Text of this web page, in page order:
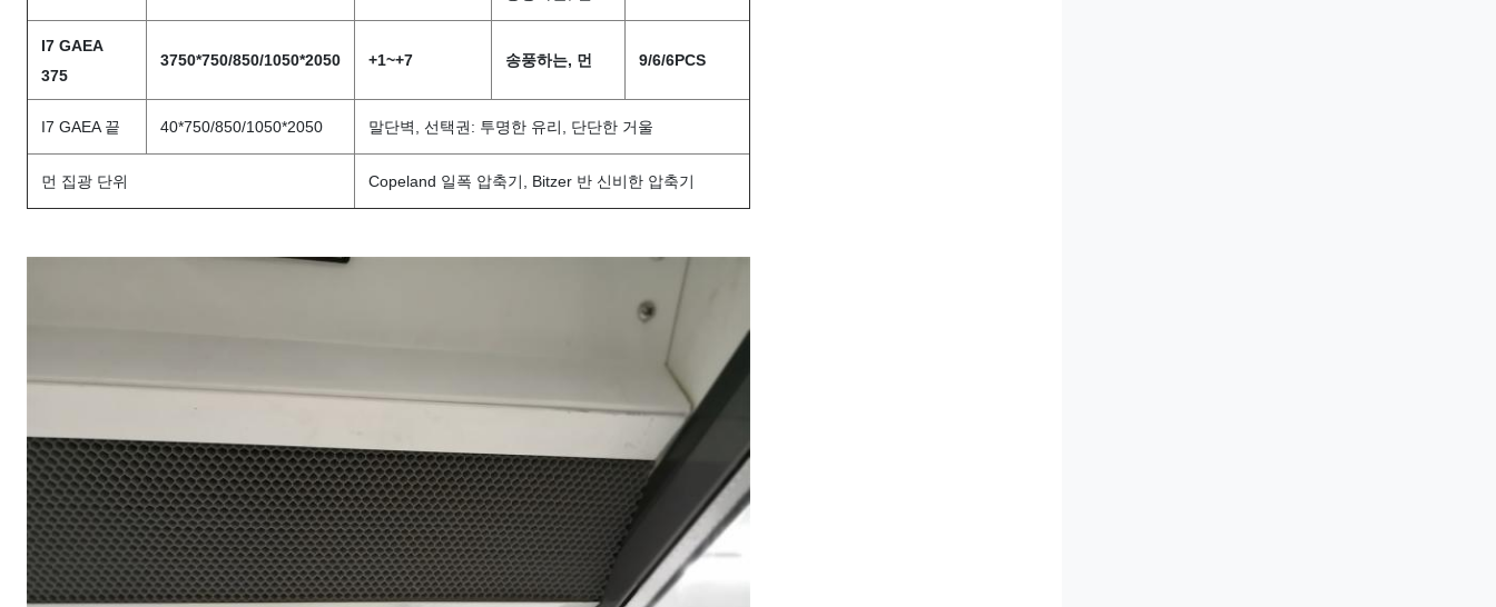
I7 GAEA
375
3750*750/850/1050*2050 +1~+7 송풍하는, 먼 9/6/6PCS
I7 GAEA 끝 40*750/850/1050*2050 말단벽, 선택권: 투명한 유리, 단단한 거울
먼 집광 단위 Copeland 일폭 압축기, Bitzer 반 신비한 압축기